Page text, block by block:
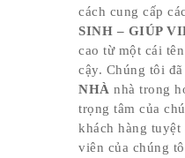
cách cung cấp
SINH – GIÚP
cao từ một cái
cậy. Chúng tôi đã
NHÀ nhà trong
trọng tâm của
khách hàng tuyệt
viên của chúng